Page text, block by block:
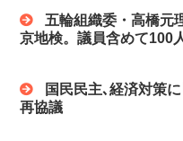
京地検。議員含めて100
再協議